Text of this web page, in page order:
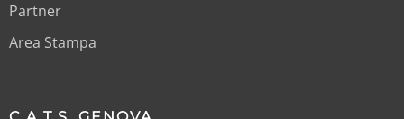
Partner
Area Stampa